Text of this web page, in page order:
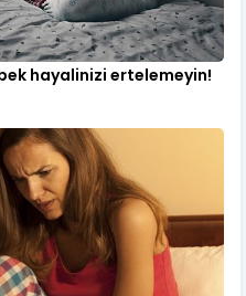
hayalinizi ertelemeyin!